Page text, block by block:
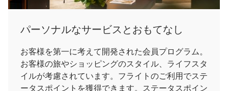
パーソナルなサービスとおもてなし
お客様を第一に考えて開発された会員プログラム。
お客様の旅やショッピングのスタイル、ライフスタ
イルが考慮されています。フライトのご利用でステ
ータスポイントを獲得できます。ステータスポイン